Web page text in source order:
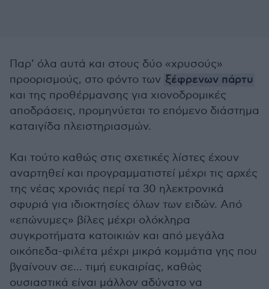
Παρ’ όλα αυτά και στους δύο «χρυσούς»
προορισμούς, στο φόντο των ξέφρενων πάρτυ
και της προθέρμανσης για χιονοδρομικές
αποδράσεις, προμηνύεται το επόμενο διάστημα
καταιγίδα πλειστηριασμών.
Και τούτο καθώς στις σχετικές λίστες έχουν
αναρτηθεί και προγραμματιστεί μέχρι τις αρχές
της νέας χρονιάς περί τα 30 ηλεκτρονικά
σφυριά για ιδιοκτησίες όλων των ειδών. Από
«επώνυμες» βίλες μέχρι ολόκληρα
συγκροτήματα κατοικιών και από μεγάλα
οικόπεδα-φιλέτα μέχρι μικρά κομμάτια γης που
βγαίνουν σε... τιμή ευκαιρίας, καθώς
ουσιαστικά είναι μάλλον αδύνατο να